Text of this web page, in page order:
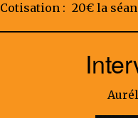
Cotisation : 20€ la